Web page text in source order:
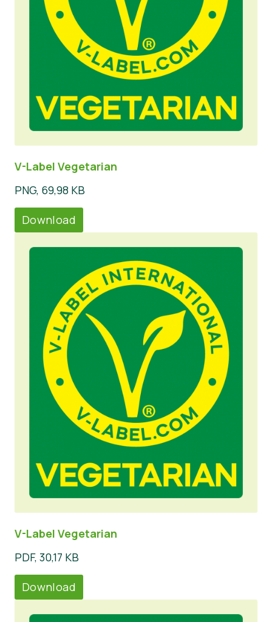
V-Label Vegetarian
PNG, 69,98 KB
Download
V-Label Vegetarian
PDF, 30,17 KB
Download